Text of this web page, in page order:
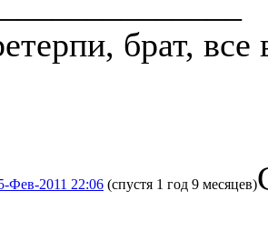
бpат, все
Фев-2011 22:06 (спустя 1 год 9 месяцев)